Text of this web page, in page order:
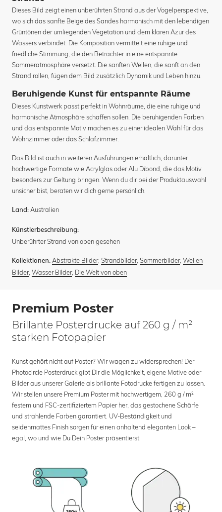
Dieses Bild zeigt einen unberührten Strand aus der Vogelperspektive,
wo sich das sanfte Beige des Sandes harmonisch mit den lebendigen
Grüntönen der umliegenden Vegetation und dem klaren Azur des
Wassers verbindet. Die Komposition vermittelt eine ruhige und
friedliche Stimmung, die den Betrachter in eine entspannte
Sommeratmosphäre versetzt. Die sanften Wellen, die sanft an den
Strand rollen, fügen dem Bild zusätzlich Dynamik und Leben hinzu.
Beruhigende Kunst für entspannte Räume
Dieses Kunstwerk passt perfekt in Wohnräume, die eine ruhige und
harmonische Atmosphäre schaffen sollen. Die beruhigenden Farben
und das entspannte Motiv machen es zu einer idealen Wahl für das
Wohnzimmer oder das Schlafzimmer.
Das Bild ist auch in weiteren Ausführungen erhältlich, darunter
hochwertige Formate wie Acrylglas oder Alu Dibond, die das Motiv
besonders zur Geltung bringen. Wenn du dir bei der Produktauswahl
unsicher bist, beraten wir dich gerne persönlich.
Land: Australien
Künstlerbeschreibung:
Unberührter Strand von oben gesehen
Kollektionen: Abstrakte Bilder, Strandbilder, Sommerbilder, Wellen
Bilder, Wasser Bilder, Die Welt von oben
Premium Poster
Brillante Posterdrucke auf 260 g / m²
starken Fotopapier
Kunst gehört nicht auf Poster? Wir wagen zu widersprechen! Der
Photocircle Posterdruck gibt Dir die Möglichkeit, eigene Motive oder
Bilder aus unserer Galerie als brillante Fotodrucke fertigen zu lassen.
Wir stellen unsere Premium Poster mit hochwertigem, 260 g / m²
festem und FSC-zertifiziertem Papier her, das gestochene Schärfe
und strahlende Farben garantiert. UV-Beständigkeit und
seidenmattes Finish sorgen für einen anhaltend eleganten Look –
egal, wo und wie Du Dein Poster präsentierst.